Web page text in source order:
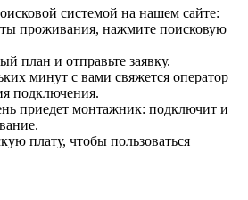
системой на нашем сайте:
проживания, нажмите поисковую
план и отправьте заявку.
минут с вами свяжется оператор
подключения.
приедет монтажник: подключит и
плату, чтобы пользоваться